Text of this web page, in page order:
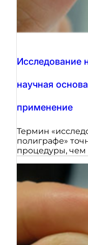
Исследование
научная
применение
Термин
полиграфе»
процедуры, чем